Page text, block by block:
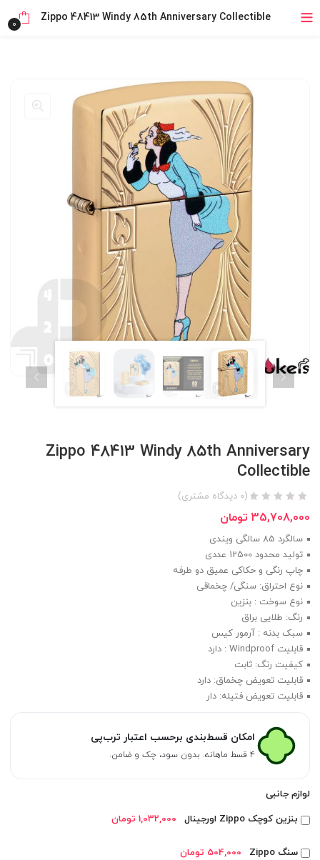
خرید قسطی با ترب‌پی
Zippo 48413 Windy 85th Anniversary Collectible
0
Zippo 48413 Windy 85th Anniversary
Collectible
(
0 دیدگاه مشتری)
35,708,000 تومان
سالگرد 85 سالگی ویندی
تولید محدود 12500 عددی
چاپ رنگی و حکاکی عمیق دو طرفه
نوع احتراق: سنگی/ چخماقی
نوع سوخت : بنزین
رنگ: طلایی براق
سبک بدنه : آرمور کیس
قابلیت Windproof : دارد
کیفیت رنگ: ثابت
قابلیت تعویض چخماق: دارد
قابلیت تعویض فتیله: دار
امکان قسط‌بندی برحسب اعتبار ترب‌پی
۴ قسط ماهانه. بدون سود، چک و ضامن.
لوازم جانبی
بنزین کوچک Zippo اورجینال
1,032,000 تومان
سنگ Zippo 504,000 تومان